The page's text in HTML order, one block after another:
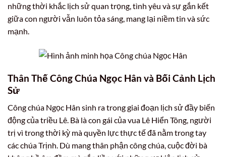
những thời khắc lịch sử quan trọng, tình yêu và sự gắn kết
giữa con người vẫn luôn tỏa sáng, mang lại niềm tin và sức
mạnh.
Thân Thế Công Chúa Ngọc Hân và Bối Cảnh Lịch
Sử
Công chúa Ngọc Hân sinh ra trong giai đoạn lịch sử đầy biến
động của triều Lê. Bà là con gái của vua Lê Hiển Tông, người
trị vì trong thời kỳ mà quyền lực thực tế đã nằm trong tay
các chúa Trịnh. Dù mang thân phận công chúa, cuộc đời bà